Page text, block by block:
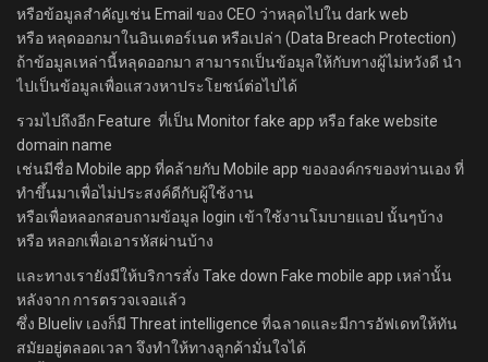
หรือข้อมูลสำคัญเช่น Email ของ CEO ว่าหลุดไปใน dark web
หรือ หลุดออกมาในอินเตอร์เนต หรือเปล่า (Data Breach Protection)
ถ้าข้อมูลเหล่านี้หลุดออกมา สามารถเป็นข้อมูลให้กับทางผู้ไม่หวังดี นำ
ไปเป็นข้อมูลเพื่อแสวงหาประโยชน์ต่อไปได้
รวมไปถึงอีก Feature ที่เป็น Monitor fake app หรือ fake website
domain name
เช่นมีชื่อ Mobile app ที่คล้ายกับ Mobile app ขององค์กรของท่านเอง ที่
ทำขึ้นมาเพื่อไม่ประสงค์ดีกับผู้ใช้งาน
หรือเพื่อหลอกสอบถามข้อมูล login เข้าใช้งานโมบายแอป นั้นๆบ้าง
หรือ หลอกเพื่อเอารหัสผ่านบ้าง
และทางเรายังมีให้บริการสั่ง Take down Fake mobile app เหล่านั้น
หลังจาก การตรวจเจอแล้ว
ซึ่ง Blueliv เองก็มี Threat intelligence ที่ฉลาดและมีการอัฟเดทให้ทัน
สมัยอยู่ตลอดเวลา จึงทำให้ทางลูกค้ามั่นใจได้